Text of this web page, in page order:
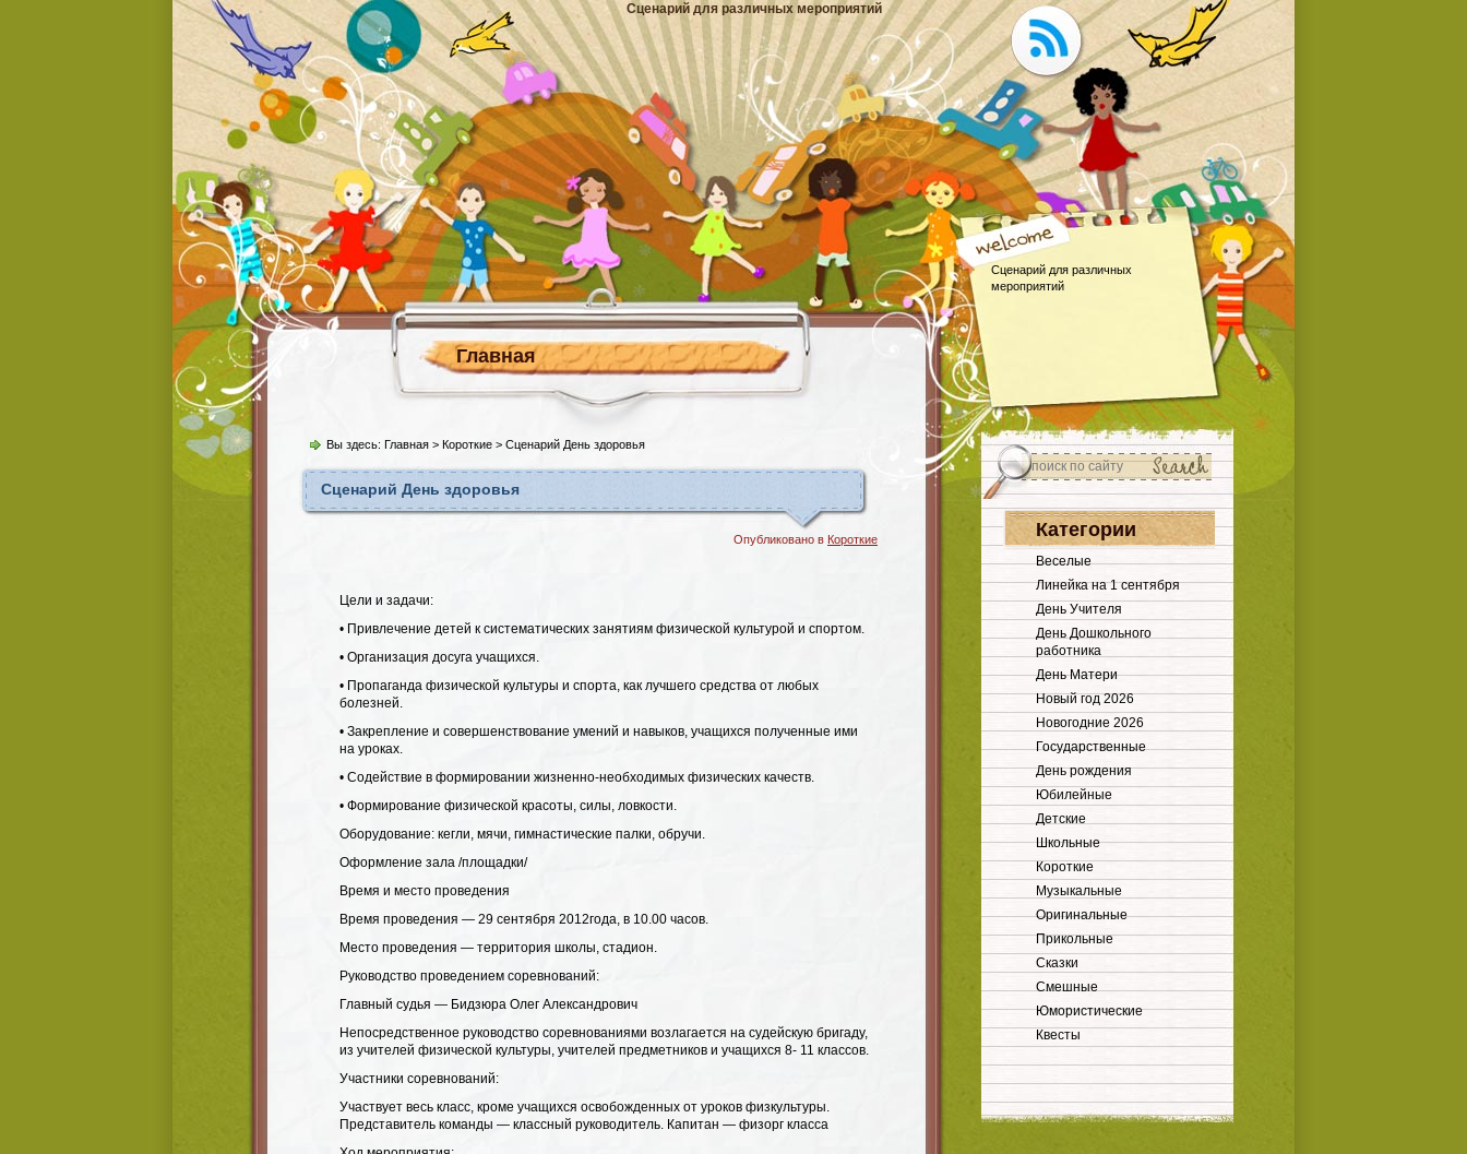
Сценарий для различных мероприятий
Главная
Сценарий для различных
мероприятий
Вы здесь: Главная > Короткие > Сценарий День здоровья
Сценарий День здоровья
Опубликовано в Короткие
Цели и задачи:
• Привлечение детей к систематических занятиям физической культурой и спортом.
• Организация досуга учащихся.
• Пропаганда физической культуры и спорта, как лучшего средства от любых
болезней.
• Закрепление и совершенствование умений и навыков, учащихся полученные ими
на уроках.
• Содействие в формировании жизненно-необходимых физических качеств.
• Формирование физической красоты, силы, ловкости.
Оборудование: кегли, мячи, гимнастические палки, обручи.
Оформление зала /площадки/
Время и место проведения
Время проведения — 29 сентября 2012года, в 10.00 часов.
Место проведения — территория школы, стадион.
Руководство проведением соревнований:
Главный судья — Бидзюра Олег Александрович
Непосредственное руководство соревнованиями возлагается на судейскую бригаду,
из учителей физической культуры, учителей предметников и учащихся 8- 11 классов.
Участники соревнований:
Участвует весь класс, кроме учащихся освобожденных от уроков физкультуры.
Представитель команды — классный руководитель. Капитан — физорг класса
Категории
Веселые
Линейка на 1 сентября
День Учителя
День Дошкольного
работника
День Матери
Новый год 2026
Новогодние 2026
Государственные
День рождения
Юбилейные
Детские
Школьные
Короткие
Музыкальные
Оригинальные
Прикольные
Сказки
Смешные
Юмористические
Квесты